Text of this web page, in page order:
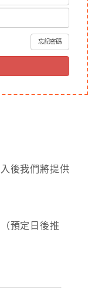
忘記密碼
後我們將提供
預定日後推